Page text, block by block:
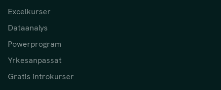
Excelkurser
Dataanalys
Powerprogram
Yrkesanpassat
Gratis introkurser